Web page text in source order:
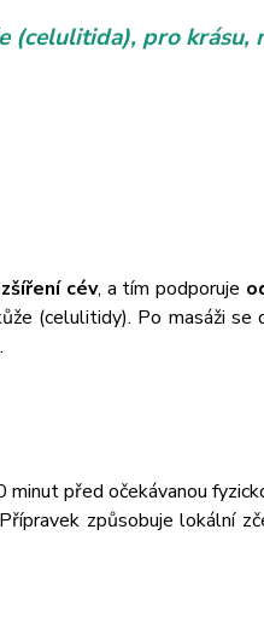
(celulitida), pro krásu,
cév, a tím podporuje
(celulitidy). Po masáži
před očekávanou
způsobuje lokální